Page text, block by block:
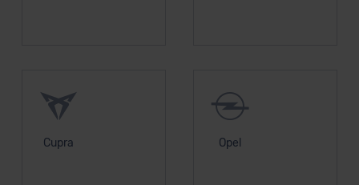
Datenschutzerklärung Impressum
Cupra Opel